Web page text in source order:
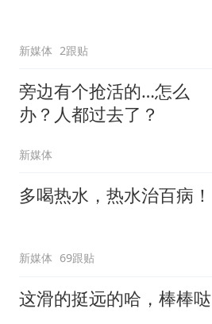
新媒体 2跟贴
旁边有个抢活的…怎么
办？人都过去了？
新媒体
多喝热水，热水治百病！
新媒体 69跟贴
这滑的挺远的哈，棒棒哒